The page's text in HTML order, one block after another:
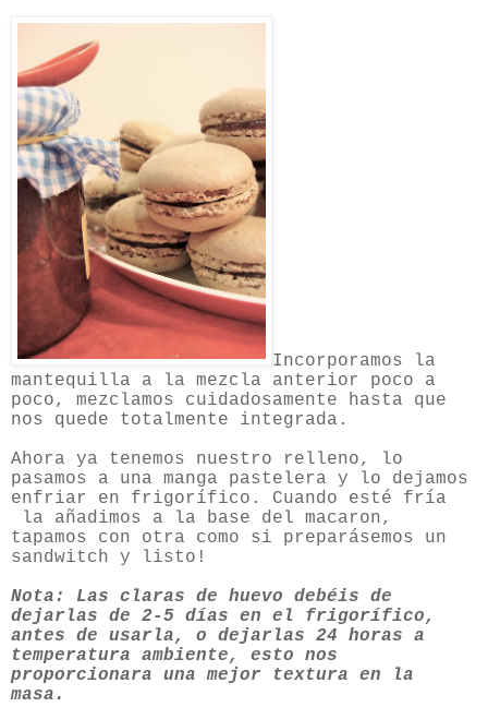
Incorporamos la
mantequilla a la mezcla anterior poco a
poco, mezclamos cuidadosamente hasta que
nos quede totalmente integrada.
Ahora ya tenemos nuestro relleno, lo
pasamos a una manga pastelera y lo dejamos
enfriar en frigorífico. Cuando esté fría
la añadimos a la base del macaron,
tapamos con otra como si preparásemos un
sandwitch y listo!
Nota: Las claras de huevo debéis de
dejarlas de 2-5 días en el frigorífico,
antes de usarla, o dejarlas 24 horas a
temperatura ambiente, esto nos
proporcionara una mejor textura en la
masa.